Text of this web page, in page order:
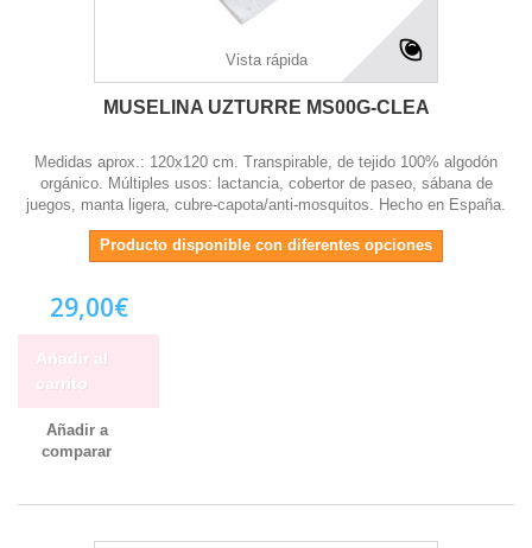
Vista rápida
MUSELINA UZTURRE MS00G-CLEA
Medidas aprox.: 120x120 cm. Transpirable, de tejido 100% algodón
orgánico. Múltiples usos: lactancia, cobertor de paseo, sábana de
juegos, manta ligera, cubre-capota/anti-mosquitos. Hecho en España.
Producto disponible con diferentes opciones
29,00€
Añadir al
carrito
Añadir a
comparar